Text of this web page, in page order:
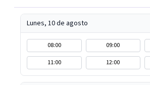
Lunes, 10 de agosto
08:00 09:00
11:00
12:00